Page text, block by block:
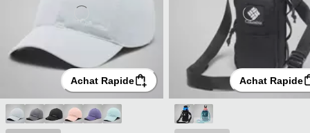
Achat Rapide Achat Rapide